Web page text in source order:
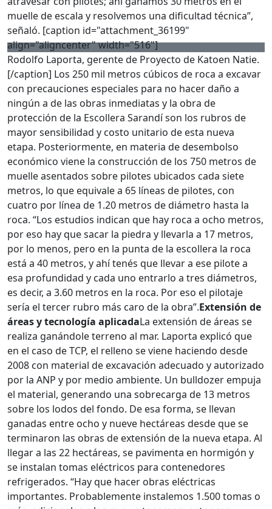
muelle de escala y resolvemos una dificultad técnica”,
señaló. [caption id="attachment_36199"
align="aligncenter" width="516"]
Rodolfo Laporta, gerente de Proyecto de Katoen Natie.
[/caption] Los 250 mil metros cúbicos de roca a excavar
con precauciones especiales para no hacer daño a
ningún a de las obras inmediatas y la obra de
protección de la Escollera Sarandí son los rubros de
mayor sensibilidad y costo unitario de esta nueva
etapa. Posteriormente, en materia de desembolso
económico viene la construcción de los 750 metros de
muelle asentados sobre pilotes ubicados cada siete
metros, lo que equivale a 65 líneas de pilotes, con
cuatro por línea de 1.20 metros de diámetro hasta la
roca. “Los estudios indican que hay roca a ocho metros,
por eso hay que sacar la piedra y llevarla a 17 metros,
por lo menos, pero en la punta de la escollera la roca
está a 40 metros, y ahí tenés que llevar a ese pilote a
esa profundidad y cada uno entrarlo a tres diámetros,
es decir, a 3.60 metros en la roca. Por eso el pilotaje
sería el tercer rubro más caro de la obra”.Extensión de
áreas y tecnología aplicadaLa extensión de áreas se
realiza ganándole terreno al mar. Laporta explicó que
en el caso de TCP, el relleno se viene haciendo desde
2008 con material de excavación adecuado y autorizado
por la ANP y por medio ambiente. Un bulldozer empuja
el material, generando una sobrecarga de 13 metros
sobre los lodos del fondo. De esa forma, se llevan
ganadas entre ocho y nueve hectáreas desde que se
terminaron las obras de extensión de la nueva etapa. Al
llegar a las 22 hectáreas, se pavimenta en hormigón y
se instalan tomas eléctricos para contenedores
refrigerados. “Hay que hacer obras eléctricas
importantes. Probablemente instalemos 1.500 tomas o